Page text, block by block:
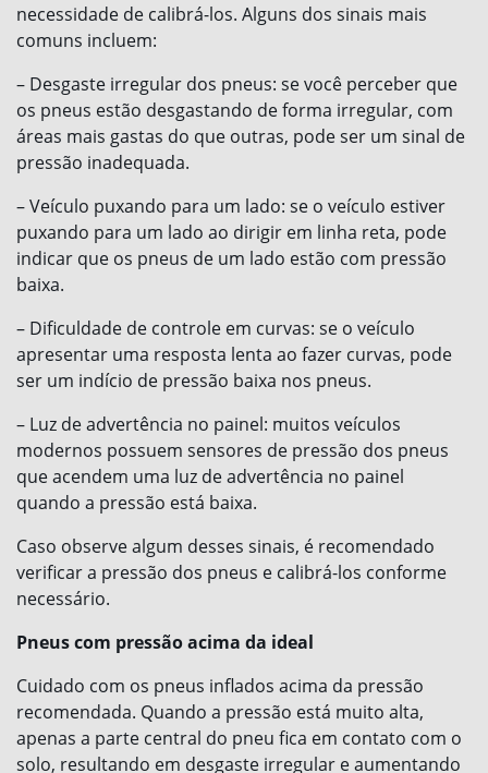
necessidade de calibrá-los. Alguns dos sinais mais
comuns incluem:
– Desgaste irregular dos pneus: se você perceber que
os pneus estão desgastando de forma irregular, com
áreas mais gastas do que outras, pode ser um sinal de
pressão inadequada.
– Veículo puxando para um lado: se o veículo estiver
puxando para um lado ao dirigir em linha reta, pode
indicar que os pneus de um lado estão com pressão
baixa.
– Dificuldade de controle em curvas: se o veículo
apresentar uma resposta lenta ao fazer curvas, pode
ser um indício de pressão baixa nos pneus.
– Luz de advertência no painel: muitos veículos
modernos possuem sensores de pressão dos pneus
que acendem uma luz de advertência no painel
quando a pressão está baixa.
Caso observe algum desses sinais, é recomendado
verificar a pressão dos pneus e calibrá-los conforme
necessário.
Pneus com pressão acima da ideal
Cuidado com os pneus inflados acima da pressão
recomendada. Quando a pressão está muito alta,
apenas a parte central do pneu fica em contato com o
solo, resultando em desgaste irregular e aumentando